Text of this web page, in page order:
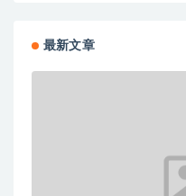
最新文章